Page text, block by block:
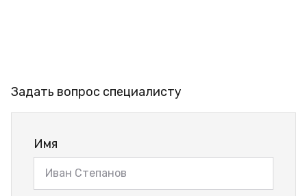
Задать вопрос специалисту
Имя